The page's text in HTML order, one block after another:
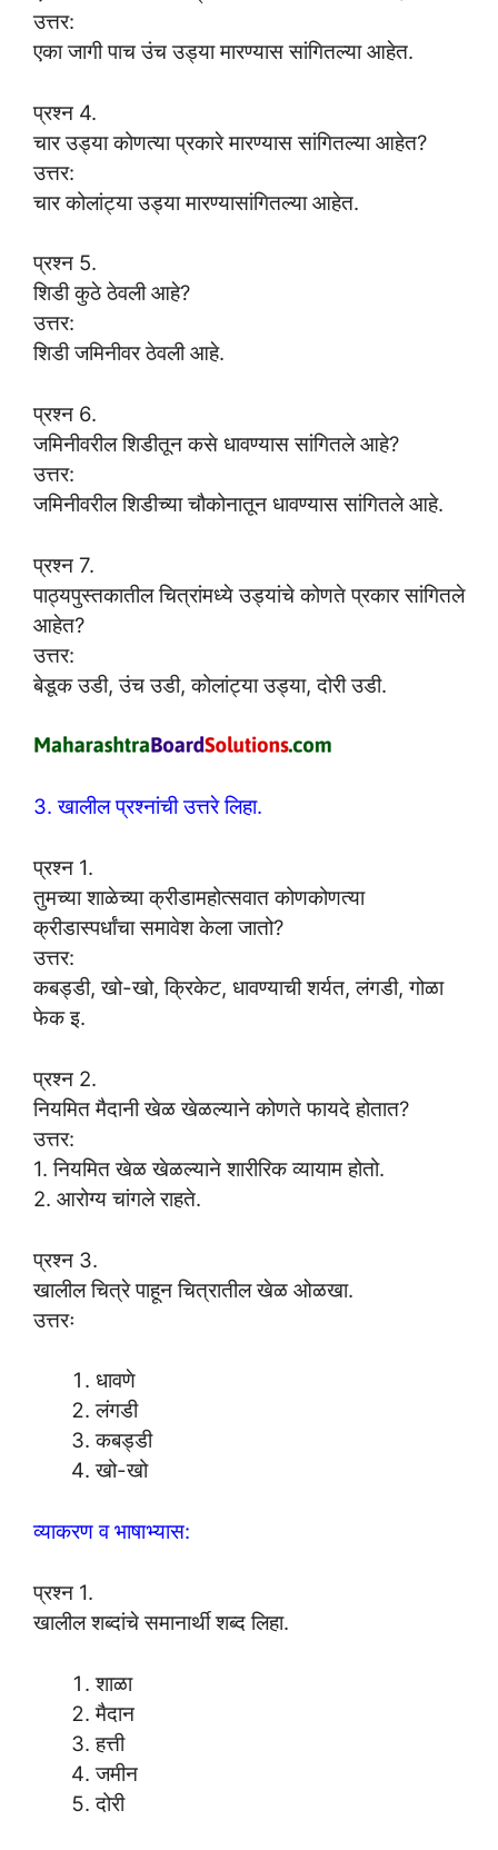
उत्तर:
एका जागी पाच उंच उड्या मारण्यास सांगितल्या आहेत.
प्रश्न 4.
चार उड्या कोणत्या प्रकारे मारण्यास सांगितल्या आहेत?
उत्तर:
चार कोलांट्या उड्या मारण्यासांगितल्या आहेत.
प्रश्न 5.
शिडी कुठे ठेवली आहे?
उत्तर:
शिडी जमिनीवर ठेवली आहे.
प्रश्न 6.
जमिनीवरील शिडीतून कसे धावण्यास सांगितले आहे?
उत्तर:
जमिनीवरील शिडीच्या चौकोनातून धावण्यास सांगितले आहे.
प्रश्न 7.
पाठ्यपुस्तकातील चित्रांमध्ये उड्यांचे कोणते प्रकार सांगितले
आहेत?
उत्तर:
बेडूक उडी, उंच उडी, कोलांट्या उड्या, दोरी उडी.
3. खालील प्रश्नांची उत्तरे लिहा.
प्रश्न 1.
तुमच्या शाळेच्या क्रीडामहोत्सवात कोणकोणत्या
क्रीडास्पर्धांचा समावेश केला जातो?
उत्तर:
कबड्डी, खो-खो, क्रिकेट, धावण्याची शर्यत, लंगडी, गोळा
फेक इ.
प्रश्न 2.
नियमित मैदानी खेळ खेळल्याने कोणते फायदे होतात?
उत्तर:
1. नियमित खेळ खेळल्याने शारीरिक व्यायाम होतो.
2. आरोग्य चांगले राहते.
प्रश्न 3.
खालील चित्रे पाहून चित्रातील खेळ ओळखा.
उत्तरः
धावणे
लंगडी
कबड्डी
खो-खो
व्याकरण व भाषाभ्यास:
प्रश्न 1.
खालील शब्दांचे समानार्थी शब्द लिहा.
शाळा
मैदान
हत्ती
जमीन
दोरी